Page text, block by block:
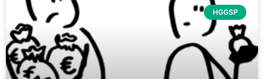
HGGSP